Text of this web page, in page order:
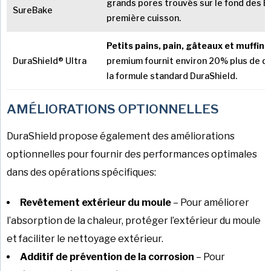
SureBake
grands pores trouvés sur le fond des
première cuisson.
DuraShield® Ultra
Petits pains, pain, gâteaux et muffins.
premium fournit environ 20% plus de
la formule standard DuraShield.
AMÉLIORATIONS OPTIONNELLES
DuraShield propose également des améliorations
optionnelles pour fournir des performances optimales
dans des opérations spécifiques:
Revêtement extérieur du moule – Pour améliorer
l’absorption de la chaleur, protéger l’extérieur du moule
et faciliter le nettoyage extérieur.
Additif de prévention de la corrosion – Pour